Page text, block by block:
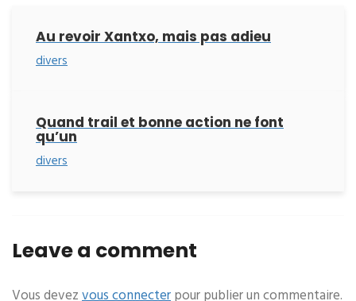
Au revoir Xantxo, mais pas adieu
divers
Quand trail et bonne action ne font
qu’un
divers
Leave a comment
Vous devezvous connecterpour publier un commentaire.